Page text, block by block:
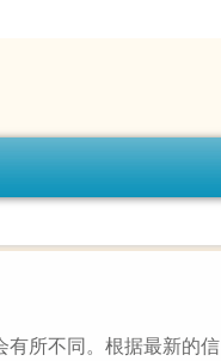
有所不同。根据最新的信